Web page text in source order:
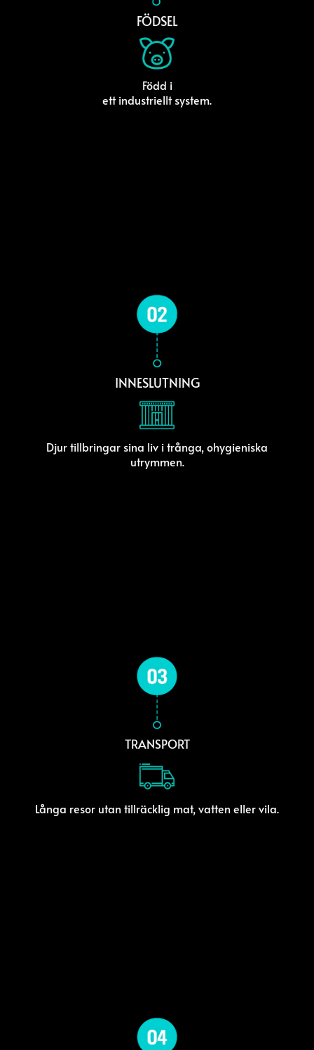
FÖDSEL
Född i
ett industriellt system.
INNESLUTNING
Djur tillbringar sina liv i trånga, ohygieniska
utrymmen.
TRANSPORT
Långa resor utan tillräcklig mat, vatten eller vila.